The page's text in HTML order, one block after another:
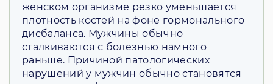
женском организме резко уменьшается
плотность костей на фоне гормонального
дисбаланса. Мужчины обычно
сталкиваются с болезнью намного
раньше. Причиной патологических
нарушений у мужчин обычно становятся